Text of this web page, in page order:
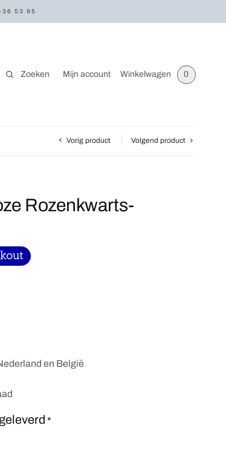
36 53 95
Zoeken Mijn account Winkelwagen 0
Vorig product Volgend product
Rozenkwarts-
en België
*